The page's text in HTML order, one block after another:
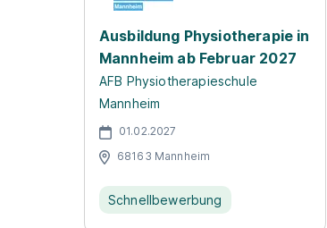
Ausbildung Physiotherapie in
Mannheim ab Februar 2027
AFB Physiotherapieschule
Mannheim
01.02.2027
68163 Mannheim
Schnellbewerbung